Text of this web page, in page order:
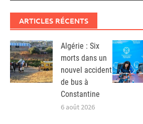
ARTICLES RÉCENTS
Algérie : Six
morts dans un
nouvel accident
de bus à
Constantine
6 août 2026